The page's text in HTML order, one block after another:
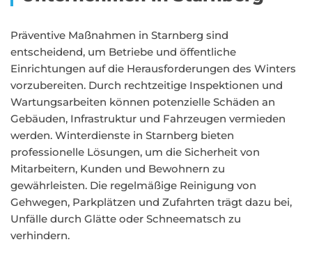
Präventive Maßnahmen in Starnberg sind
entscheidend, um Betriebe und öffentliche
Einrichtungen auf die Herausforderungen des Winters
vorzubereiten. Durch rechtzeitige Inspektionen und
Wartungsarbeiten können potenzielle Schäden an
Gebäuden, Infrastruktur und Fahrzeugen vermieden
werden. Winterdienste in Starnberg bieten
professionelle Lösungen, um die Sicherheit von
Mitarbeitern, Kunden und Bewohnern zu
gewährleisten. Die regelmäßige Reinigung von
Gehwegen, Parkplätzen und Zufahrten trägt dazu bei,
Unfälle durch Glätte oder Schneematsch zu
verhindern.